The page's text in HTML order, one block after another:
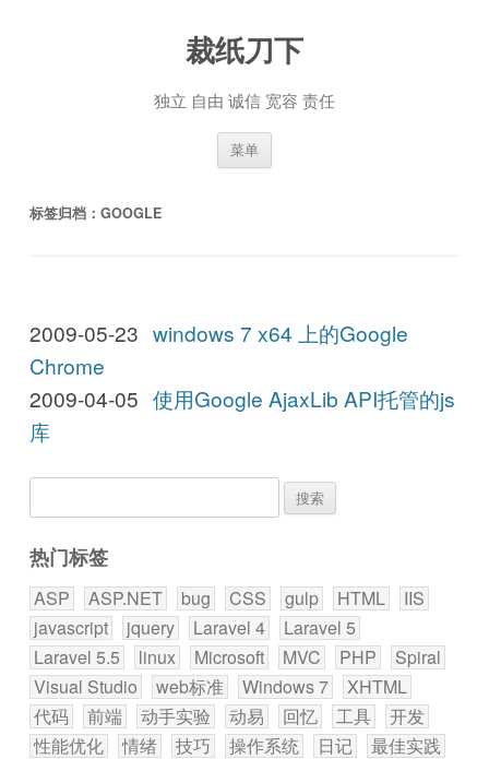
裁纸刀下
独立 自由 诚信 宽容 责任
菜单
标签归档：GOOGLE
2009-05-23 windows 7 x64 上的Google
Chrome
2009-04-05 使用Google AjaxLib API托管的js
库
索：
热门标签
ASP ASP.NET bug CSS gulp HTML
IIS
javascript
jquery Laravel 4
Laravel 5
Laravel 5.5
linux Microsoft MVC PHP
Spiral
Visual Studio
web标准 Windows 7
XHTML
代码
前端 动手实验 动易 回忆 工具
开发
性能优化
情绪 技巧 操作系统 日记
最佳实践